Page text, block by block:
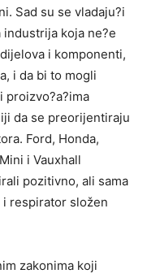
Sad su se vladaju?i
koja ne?e
i komponenti,
i da bi to mogli
proizvo?a?ima
da se preorijentiraju
Ford, Honda,
i Vauxhall
pozitivno, ali sama
respirator složen
zakonima koji